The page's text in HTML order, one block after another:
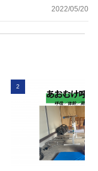
2022/05/20
2